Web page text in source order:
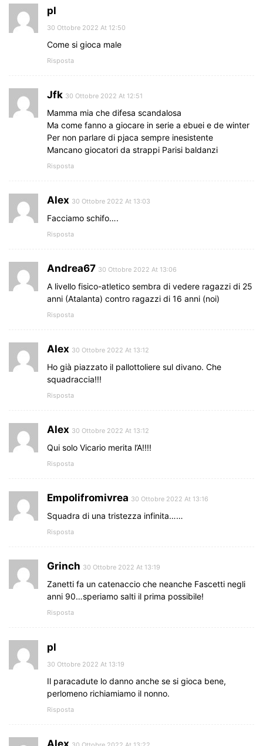
pl
30 Ottobre 2022 At 12:50
Come si gioca male
Risposta
Jfk 30 Ottobre 2022 At 12:51
Mamma mia che difesa scandalosa
Ma come fanno a giocare in serie a ebuei e de winter
Per non parlare di pjaca sempre inesistente
Mancano giocatori da strappi Parisi baldanzi
Risposta
Alex 30 Ottobre 2022 At 13:03
Facciamo schifo….
Risposta
Andrea67 30 Ottobre 2022 At 13:06
A livello fisico-atletico sembra di vedere ragazzi di 25
anni (Atalanta) contro ragazzi di 16 anni (noi)
Risposta
Alex 30 Ottobre 2022 At 13:12
Ho già piazzato il pallottoliere sul divano. Che
squadraccia!!!
Risposta
Alex 30 Ottobre 2022 At 13:12
Qui solo Vicario merita l’A!!!!
Risposta
Empolifromivrea 30 Ottobre 2022 At 13:16
Squadra di una tristezza infinita……
Risposta
Grinch 30 Ottobre 2022 At 13:19
Zanetti fa un catenaccio che neanche Fascetti negli
anni 90…speriamo salti il prima possibile!
Risposta
pl
30 Ottobre 2022 At 13:19
Il paracadute lo danno anche se si gioca bene,
perlomeno richiamiamo il nonno.
Risposta